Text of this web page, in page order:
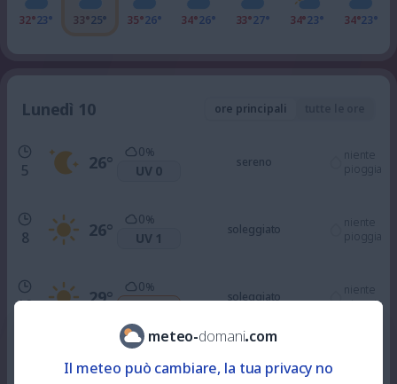
32°23° 33°25° 35°26° 34°26° 33°27° 34°23° 34°23°
Lunedì 10 ore principali
5 26°
0%
UV 0
sereno
niente
pioggia
8 26°
0%
UV 1
soleggiato
niente
pioggia
10 29°
0%
UV 3
soleggiato
niente
pioggia
31° UV 6
soleggiato
meteo-domani.com
Il meteo può cambiare, la tua privacy no